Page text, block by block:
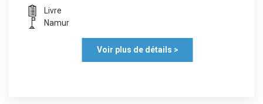
Livre
Namur
Voir plus de détails >